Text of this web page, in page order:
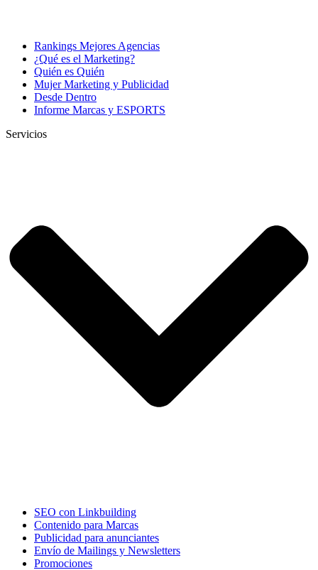
Rankings Mejores Agencias
¿Qué es el Marketing?
Quién es Quién
Mujer Marketing y Publicidad
Desde Dentro
Informe Marcas y ESPORTS
Servicios
SEO con Linkbuilding
Contenido para Marcas
Publicidad para anunciantes
Envío de Mailings y Newsletters
Promociones